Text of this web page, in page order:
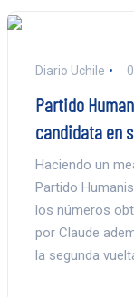
Diario Uchile
Partido
candidata en
Haciendo un
Partido
los números
por Claude
la segunda